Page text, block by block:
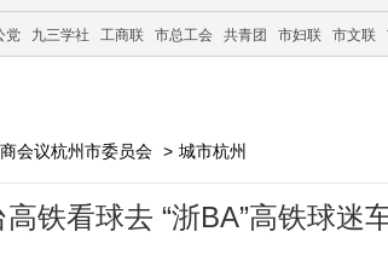
党 九三学社 工商联 市总工会 共青团 市妇联 市文联
会议杭州市委员会 > 城市杭州
铁看球去 “浙BA”高铁球迷